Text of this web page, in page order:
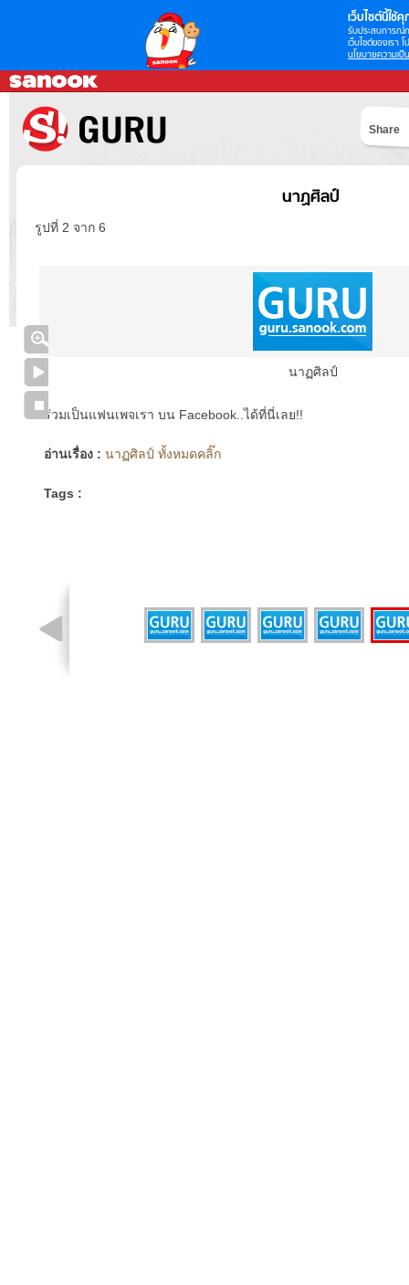
เว็บไซต์นี้ใช้คุ
รับประสบการณ์
เว็บไซต์ของเรา
นโยบายความเป็
Share
นาฏศิลป์
รูปที่ 2 จาก 6
นาฏศิลป์
ร่วมเป็นแฟนเพจเรา บน Facebook..ได้ที่นี่เลย!!
อ่านเรื่อง : นาฏศิลป์ ทั้งหมดคลิ๊ก
Tags :